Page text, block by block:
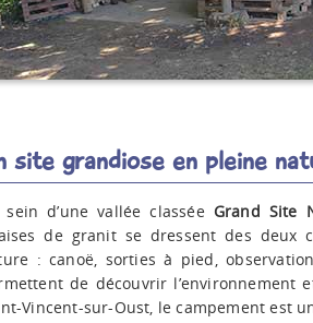
site grandiose en pleine
sein d’une vallée classée Grand Site
de granit se dressent des deux
: canoë, sorties à pied,
de découvrir l’environnement
Vincent-sur-Oust, le campement est